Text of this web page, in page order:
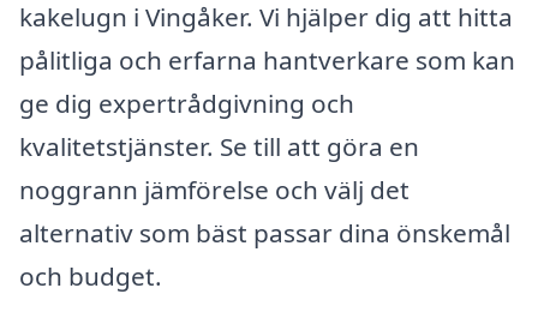
kakelugn i Vingåker. Vi hjälper dig att hitta
pålitliga och erfarna hantverkare som kan
ge dig expertrådgivning och
kvalitetstjänster. Se till att göra en
noggrann jämförelse och välj det
alternativ som bäst passar dina önskemål
och budget.